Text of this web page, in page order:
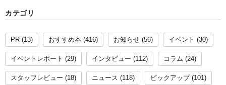
カテゴリ
PR (13) おすすめ本 (416) お知らせ (56) イベント (30)
イベントレポート (29) インタビュー (112) コラム (24)
スタッフレビュー (18) ニュース (118) ピックアップ(101)